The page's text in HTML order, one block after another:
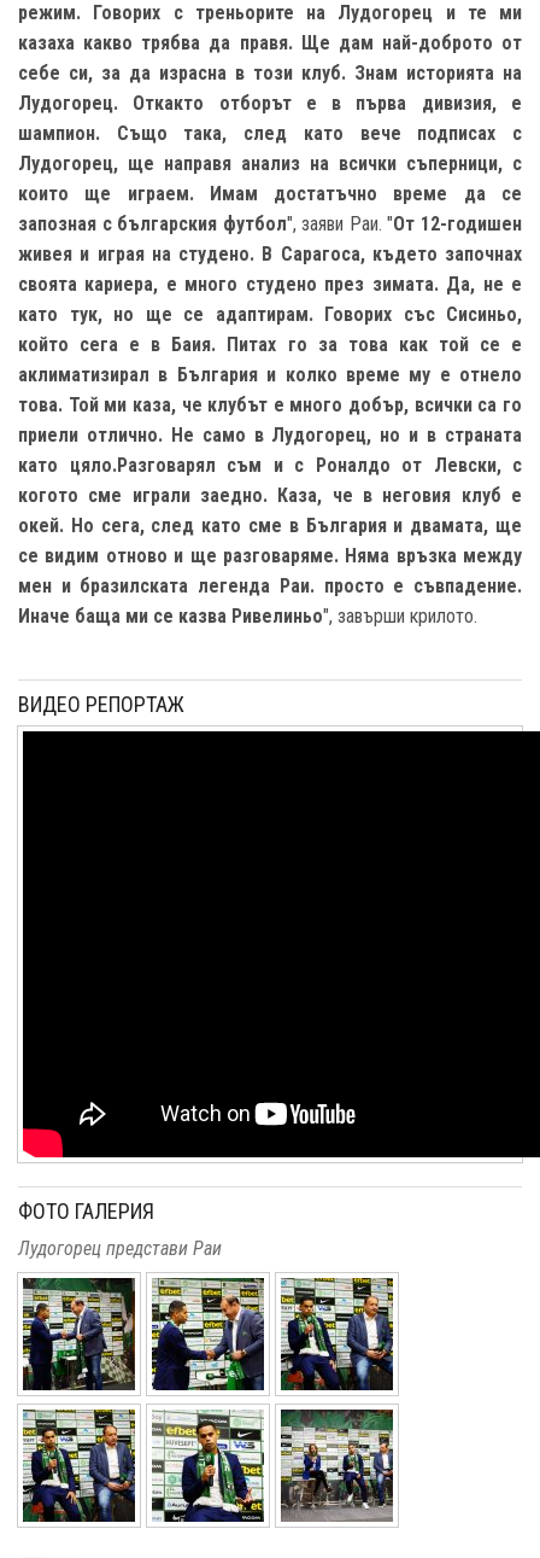
режим. Говорих с треньорите на Лудогорец и те ми
казаха какво трябва да правя. Ще дам най-доброто от
себе си, за да израсна в този клуб. Знам историята на
Лудогорец. Откакто отборът е в първа дивизия, е
шампион. Също така, след като вече подписах с
Лудогорец, ще направя анализ на всички съперници, с
които ще играем. Имам достатъчно време да се
запозная с българския футбол", заяви Раи. "От 12-годишен
живея и играя на студено. В Сарагоса, където започнах
своята кариера, е много студено през зимата. Да, не е
като тук, но ще се адаптирам. Говорих със Сисиньо,
който сега е в Баия. Питах го за това как той се е
аклиматизирал в България и колко време му е отнело
това. Той ми каза, че клубът е много добър, всички са го
приели отлично. Не само в Лудогорец, но и в страната
като цяло.Разговарял съм и с Роналдо от Левски, с
когото сме играли заедно. Каза, че в неговия клуб е
окей. Но сега, след като сме в България и двамата, ще
се видим отново и ще разговаряме. Няма връзка между
мен и бразилската легенда Раи. просто е съвпадение.
Иначе баща ми се казва Ривелиньо", завърши крилото.
ВИДЕО РЕПОРТАЖ
ФОТО ГАЛЕРИЯ
Лудогорец представи Раи